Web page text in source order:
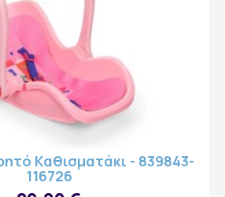
Καθισματάκι - 839843-
116726